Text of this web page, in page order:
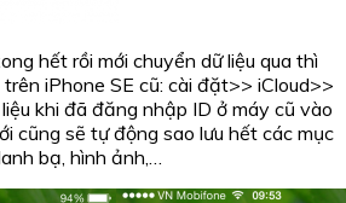
hết rồi mới chuyển dữ liệu qua thì
iPhone SE cũ: cài đặt>> iCloud>>
khi đã đăng nhập ID ở máy cũ vào
cũng sẽ tự động sao lưu hết các mục
bạ, hình ảnh,…